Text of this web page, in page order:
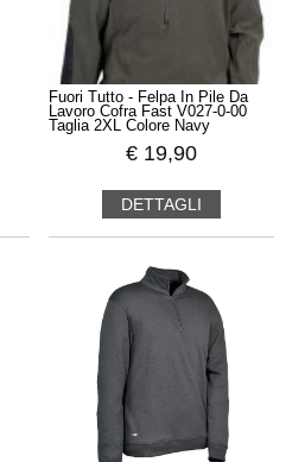
Fuori Tutto - Felpa In Pile Da
Lavoro Cofra Fast V027-0-00
Taglia 2XL Colore Navy
€ 19,90
DETTAGLI